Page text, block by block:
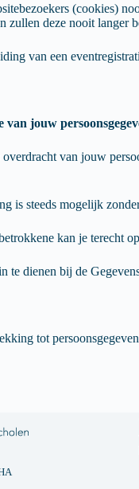
(cookies)
zullen deze nooit langer
van een
van jouw
van jouw
is steeds mogelijk
kan je terecht op
te dienen bij de
tot